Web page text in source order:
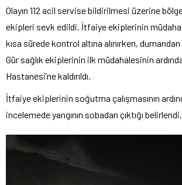
Olayın 112 acil servise bildirilmesi üzerine
ekipleri sevk edildi. İtfaiye ekiplerinin
kısa sürede kontrol altına alınırken,
Gür sağlık ekiplerinin ilk müdahalesinin
Hastanesi’ne kaldırıldı.
İtfaiye ekiplerinin soğutma çalışmasının
incelemede yangının sobadan çıktığı belirlendi.